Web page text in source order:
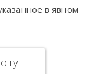
в явном